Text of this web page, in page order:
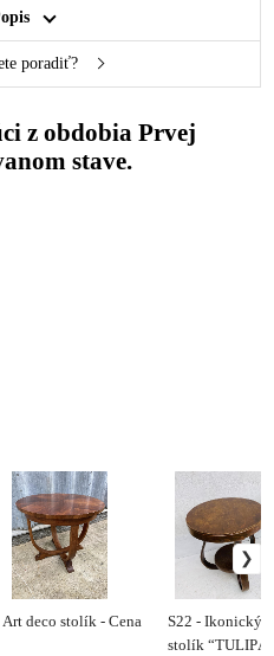
poradiť?
z obdobia Prvej
stave.
Art deco stolík - Cena
S22 - Ikonický
stolík